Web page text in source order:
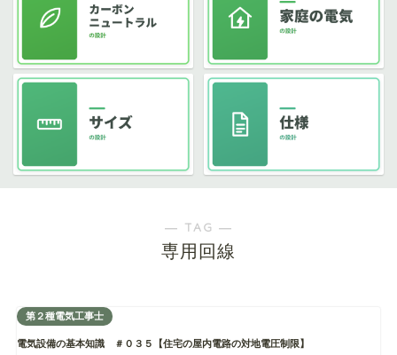
― TAG ―
専用回線
第２種電気工事士
電気設備の基本知識 ＃０３５【住宅の屋内電路の対地電圧制限】